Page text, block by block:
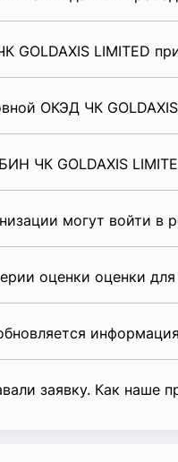
GOLDAXIS LIMITED
ОКЭД ЧК
ЧК GOLDAXIS
могут войти в
оценки оценки
заявку. Как наше